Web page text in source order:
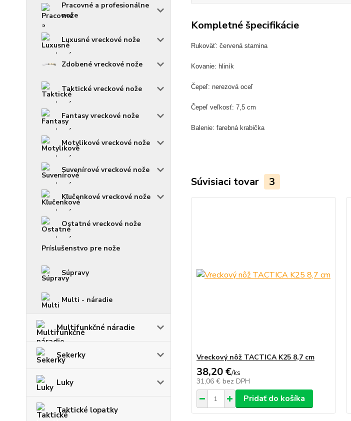
Pracovné a profesionálne
nože
Luxusné vreckové nože
Zdobené vreckové nože
Taktické vreckové nože
Fantasy vreckové nože
Motylikové vreckové nože
Suvenírové vreckové nože
Kľučenkové vreckové nože
Ostatné vreckové nože
Príslušenstvo pre nože
Súpravy
Multi - náradie
Multifunkčné náradie
Sekerky
Luky
Taktické lopatky
Kompletné špecifikácie
Rukoväť: červená stamina
Kovanie: hliník
Čepeľ: nerezová oceľ
Čepeľ veľkosť: 7,5 cm
Balenie: farebná krabička
Súvisiaci tovar 3
Vreckový nôž TACTICA K25 8,7 cm
38,20 €/ks
31,06 € bez DPH
Pridať do košíka